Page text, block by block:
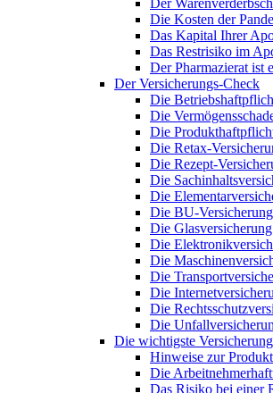
Der
Die Kosten der
Das Kapital Ihrer
Das Restrisiko im
Der Pharmazierat ist
Der Versicherungs-Check
Die
Die
Die
Die Retax-
Die Rezept-
Die
Die
Die BU-Versicherung
Die Glasversicherung
Die
Die
Die
Die
Die
Die
Die wichtigste Versicherung
Hinweise zur
Die
Das Risiko bei einer